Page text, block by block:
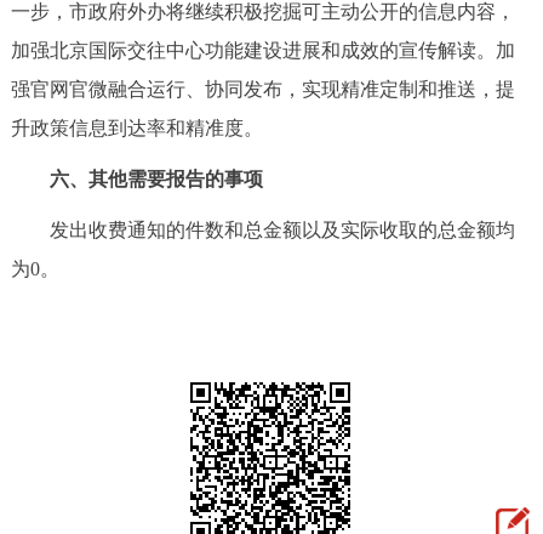
一步，市政府外办将继续积极挖掘可主动公开的信息内容，
加强北京国际交往中心功能建设进展和成效的宣传解读。加
强官网官微融合运行、协同发布，实现精准定制和推送，提
升政策信息到达率和精准度。
六、其他需要报告的事项
发出收费通知的件数和总金额以及实际收取的总金额均
为0。